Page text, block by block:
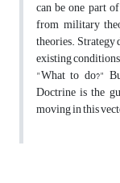
can be one part
from military
theories. Strategy
existing
"What to do?"
Doctrine is the
moving in this